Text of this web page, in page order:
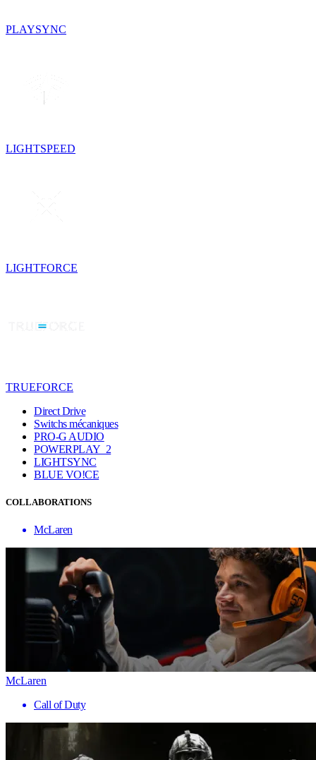
PLAYSYNC
LIGHTSPEED
LIGHTFORCE
TRUEFORCE
Direct Drive
Switchs mécaniques
PRO-G AUDIO
POWERPLAY 2
LIGHTSYNC
BLUE VO!CE
COLLABORATIONS
McLaren
McLaren
Call of Duty